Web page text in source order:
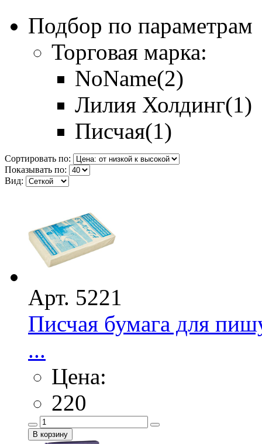
Подбор по параметрам
Торговая марка:
NoName(2)
Лилия Холдинг(1)
Писчая(1)
Сортировать по:
Показывать по:
Вид:
Арт. 5221
Писчая бумага для
...
Цена:
220